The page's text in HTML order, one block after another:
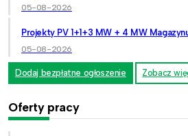
05-08-2026
Projekty PV 1+1+3 MW + 4 MW
05-08-2026
Dodaj bezpłatne ogłoszenie Zobacz
Oferty pracy